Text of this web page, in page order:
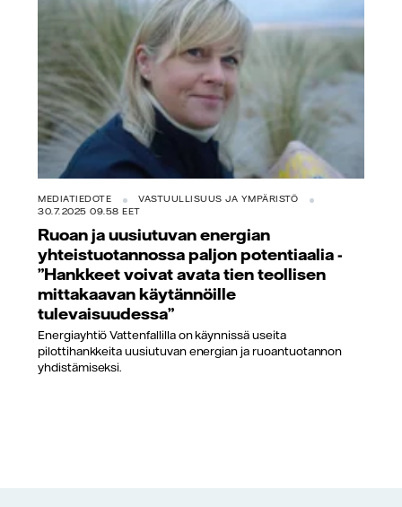
MEDIATIEDOTE
VASTUULLISUUS JA YMPÄRISTÖ
30.7.2025 09.58 EET
Ruoan ja uusiutuvan energian
yhteistuotannossa paljon potentiaalia -
”Hankkeet voivat avata tien teollisen
mittakaavan käytännöille
tulevaisuudessa”
Energiayhtiö Vattenfallilla on käynnissä useita
pilottihankkeita uusiutuvan energian ja ruoantuotannon
yhdistämiseksi.